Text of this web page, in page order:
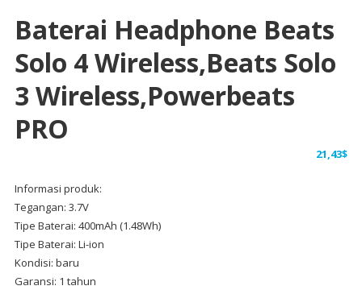
Baterai Headphone Beats
Solo 4 Wireless,Beats Solo
3 Wireless,Powerbeats
PRO
21,43$
Informasi produk:
Tegangan: 3.7V
Tipe Baterai: 400mAh (1.48Wh)
Tipe Baterai: Li-ion
Kondisi: baru
Garansi: 1 tahun